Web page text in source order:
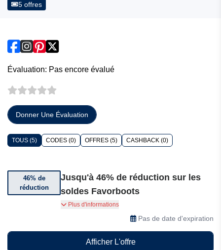
5 offres
Évaluation: Pas encore évalué
Donner Une Évaluation
TOUS (5) CODES (0) OFFRES (5) CASHBACK (0)
46% de
réduction
Jusqu'à 46% de réduction sur les
soldes Favorboots
Profitez de jusqu'à 46% de réduction sur une
sélection d'articles Favorboots.
Plus d'informations
Pas de date d'expiration
Afficher L'offre